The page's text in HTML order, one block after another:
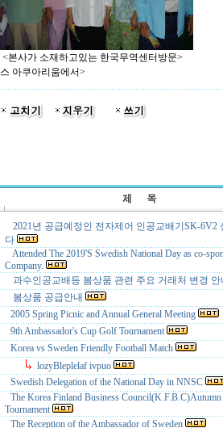
<본사가 소재하고있는 한국무
스 아쿠아리움에서>
2021년 공급예정인 전자제어 인공교배기SK-6V2
다
Attended The 2019'S Swedish National Day as co-
Company.
과수인공교배등 봄상품 관련 주요 거래처 변경
봄상품 공급안내
2005 Spring Picnic and Annual General Meeting
9th Ambassador's Cup Golf Tournament
Korea vs Sweden Friendly Football Match
lozyBleplelaf ivpuo
Swedish Delegation of the National Day in NNSC
The Korea Finland Business
Tournament
The Reception of the Ambassador of Sweden